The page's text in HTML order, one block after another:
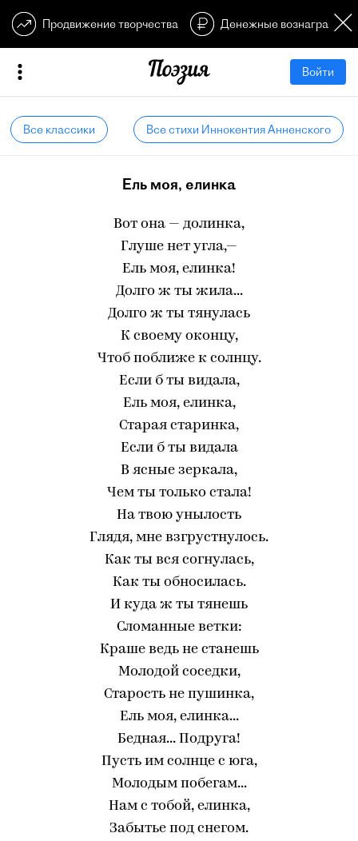
Продвижение творчества Денежные
Войти
Все классики Все стихи Иннокентия Анненского
Ель моя, елинка
Вот она — долинка,
Глуше нет угла,—
Ель моя, елинка!
Долго ж ты жила...
Долго ж ты тянулась
К своему оконцу,
Чтоб поближе к солнцу.
Если б ты видала,
Ель моя, елинка,
Старая старинка,
Если б ты видала
В ясные зеркала,
Чем ты только стала!
На твою унылость
Глядя, мне взгрустнулось.
Как ты вся согнулась,
Как ты обносилась.
И куда ж ты тянешь
Сломанные ветки:
Краше ведь не станешь
Молодой соседки,
Старость не пушинка,
Ель моя, елинка...
Бедная... Подруга!
Пусть им солнце с юга,
Молодым побегам...
Нам с тобой, елинка,
Забытье под снегом.